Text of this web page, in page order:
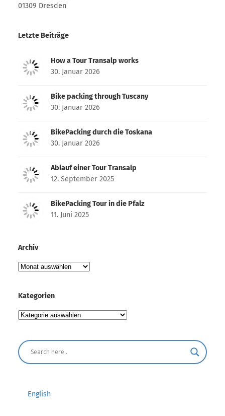
01309 Dresden
Letzte Beiträge
How a Tour Transalp works
30. Januar 2026
Bike packing through Tuscany
30. Januar 2026
BikePacking durch die Toskana
30. Januar 2026
Ablauf einer Tour Transalp
12. September 2025
BikePacking Tour in die Pfalz
11. Juni 2025
Archiv
Archiv
Kategorien
Kategorien
English